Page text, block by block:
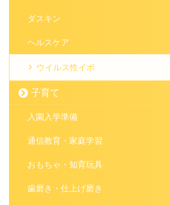
ダスキン
ヘルスケア
ウイルス性イボ
子育て
入園入学準備
通信教育・家庭学習
おもちゃ・知育玩具
歯磨き・仕上げ磨き